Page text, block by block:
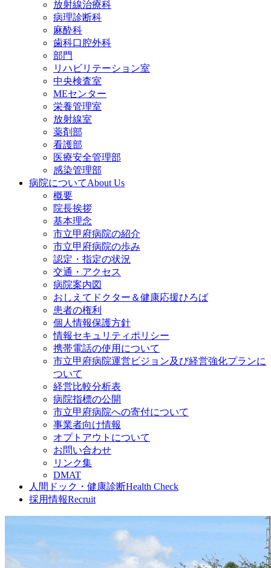
放射線治療科
病理診断科
麻酔科
歯科口腔外科
部門
リハビリテーション室
中央検査室
MEセンター
栄養管理室
放射線室
薬剤部
看護部
医療安全管理部
感染管理部
病院についてAbout Us
概要
院長挨拶
基本理念
市立甲府病院の紹介
市立甲府病院の歩み
認定・指定の状況
交通・アクセス
病院案内図
おしえてドクター＆健康応援ひろば
患者の権利
個人情報保護方針
情報セキュリティポリシー
携帯電話の使用について
市立甲府病院運営ビジョン及び経営強化プランに
ついて
経営比較分析表
病院指標の公開
市立甲府病院への寄付について
事業者向け情報
オプトアウトについて
お問い合わせ
リンク集
DMAT
人間ドック・健康診断Health Check
採用情報Recruit